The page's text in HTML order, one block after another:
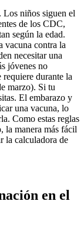
Los niños siguen el
de los CDC,
según la edad.
vacuna contra la
necesitar una
jóvenes no
durante la
marzo). Si tu
El embarazo y
una vacuna, lo
Como estas reglas
la manera más fácil
la calculadora de
en el